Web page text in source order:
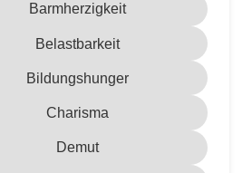
Barmherzigkeit
Belastbarkeit
Bildungshunger
Charisma
Demut